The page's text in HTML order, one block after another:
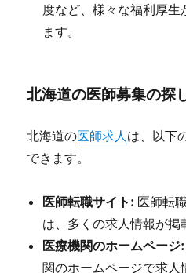
度など、様々な福利厚生
ます。
北海道の医師募集の探
北海道の医師求人は、以下
できます。
医師転職サイト: 医師転
は、多くの求人情報が掲
医療機関のホームページ:
関のホームページで求